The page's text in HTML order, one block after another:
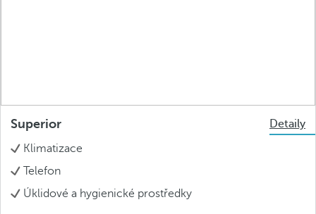
Superior
Detaily
Klimatizace
Telefon
Úklidové a hygienické prostředky